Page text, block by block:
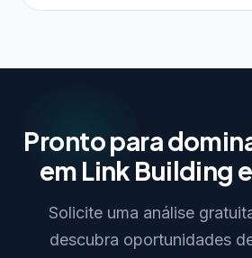
Pronto para
em Link Building
Solicite uma análise
descubra oportunidades